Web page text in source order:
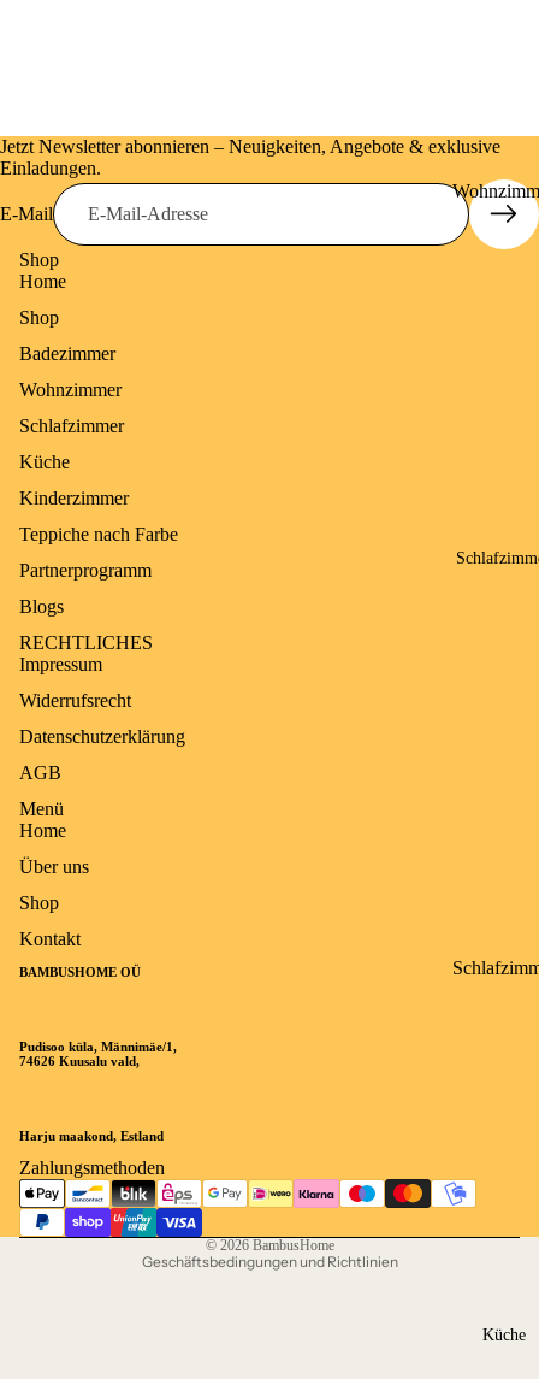
-Teppiche
Kissen
Küche
Jetzt Newsletter abonnieren – Neuigkeiten, Angebote & exklusive
Einladungen.
E-Mail
Shop
Home
Shop
Badezimmer
Wohnzimmer
Schlafzimmer
Küche
Kinderzimmer
Teppiche nach Farbe
Partnerprogramm
Blogs
RECHTLICHES
Impressum
Widerrufsrecht
Datenschutzerklärung
AGB
Menü
Home
Über uns
Shop
Kontakt
BAMBUSHOME OÜ
Pudisoo küla, Männimäe/1,
74626 Kuusalu vald,
Harju maakond, Estland
Zahlungsmethoden
© 2026 BambusHome
Geschäftsbedingungen und Richtlinien
Widerrufsrecht
Impressum
Kontaktinformationen